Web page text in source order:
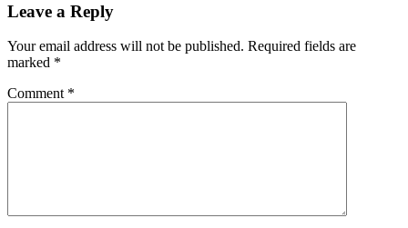
Leave a Reply
Your email address will not be published. Required fields are
marked *
Comment *